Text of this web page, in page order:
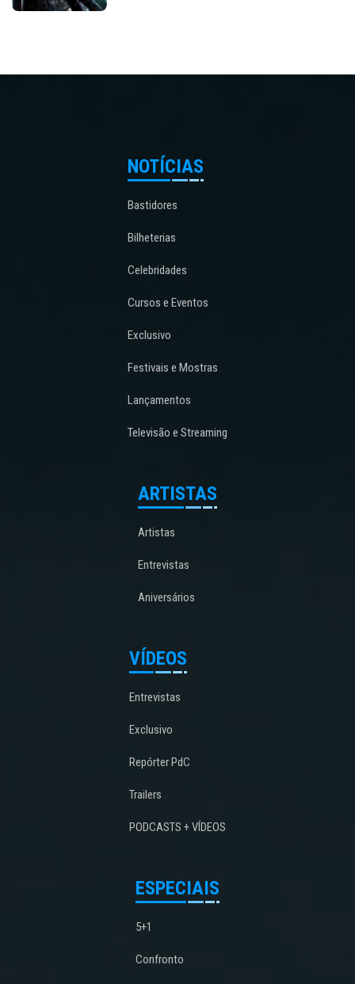
NOTÍCIAS
Bastidores
Bilheterias
Celebridades
Cursos e Eventos
Exclusivo
Festivais e Mostras
Lançamentos
Televisão e Streaming
ARTISTAS
Artistas
Entrevistas
Aniversários
VÍDEOS
Entrevistas
Exclusivo
Repórter PdC
Trailers
PODCASTS + VÍDEOS
ESPECIAIS
5+1
Confronto